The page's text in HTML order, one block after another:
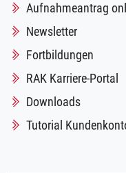
Aufnahmeantrag
Newsletter
Fortbildungen
RAK Karriere-Portal
Downloads
Tutorial